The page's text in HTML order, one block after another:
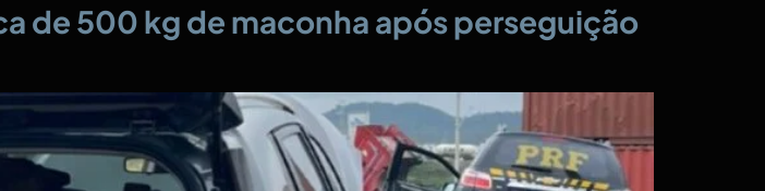
de 500 kg de maconha após perseguição